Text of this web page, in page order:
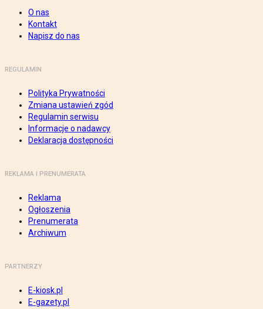
O nas
Kontakt
Napisz do nas
REGULAMIN
Polityka Prywatności
Zmiana ustawień zgód
Regulamin serwisu
Informacje o nadawcy
Deklaracja dostępności
REKLAMA I PRENUMERATA
Reklama
Ogłoszenia
Prenumerata
Archiwum
PARTNERZY
E-kiosk.pl
E-gazety.pl